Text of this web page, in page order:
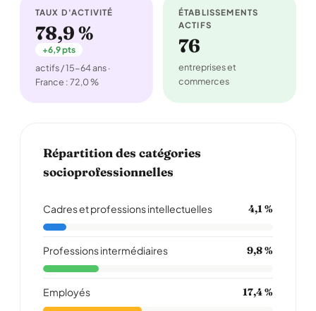
TAUX D'ACTIVITÉ
78,9 %
+6,9 pts
actifs / 15-64 ans ·
France : 72,0 %
ÉTABLISSEMENTS
ACTIFS
76
entreprises et
commerces
Répartition des catégories
socioprofessionnelles
Cadres et professions intellectuelles 4,1 %
Professions intermédiaires 9,8 %
Employés 17,4 %